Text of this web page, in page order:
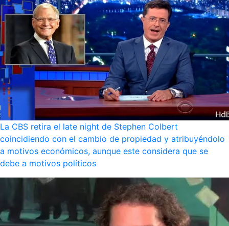
La CBS retira el late night de Stephen Colbert
coincidiendo con el cambio de propiedad y atribuyéndolo
a motivos económicos, aunque este considera que se
debe a motivos políticos